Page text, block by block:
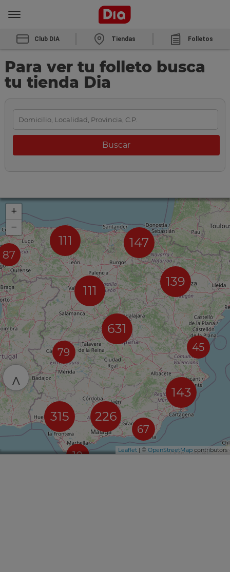
Club DIA Tiendas Folletos
Para ver tu folleto busca
tu tienda Dia
87
111 147
111
79
631
10
226
315
139
67
45
143
+
−
Leaflet | © OpenStreetMap contributors
^